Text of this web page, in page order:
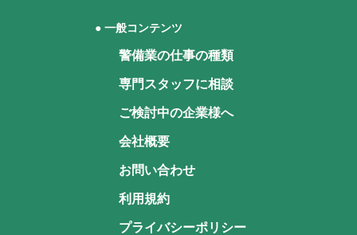
● 一般コンテンツ
警備業の仕事の種類
専門スタッフに相談
ご検討中の企業様へ
会社概要
お問い合わせ
利用規約
プライバシーポリシー